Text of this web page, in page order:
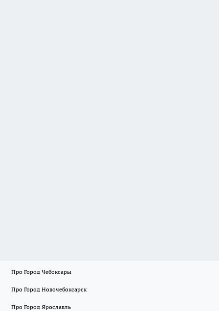
Про Город Чебоксары
Про Город Новочебоксарск
Про Город Ярославль